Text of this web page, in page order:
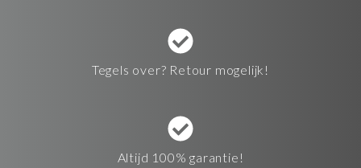
Tegels over? Retour mogelijk!
Altijd 100% garantie!